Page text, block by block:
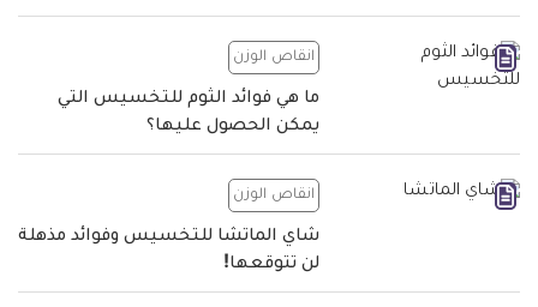
انقاص الوزن
ما هي فوائد الثوم للتخسيس التي
يمكن الحصول عليها؟
انقاص الوزن
شاي الماتشا للتخسيس وفوائد مذهلة
لن تتوقعها!